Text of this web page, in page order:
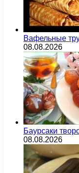
Вафельные
08.08.2026
Баурсаки
08.08.2026